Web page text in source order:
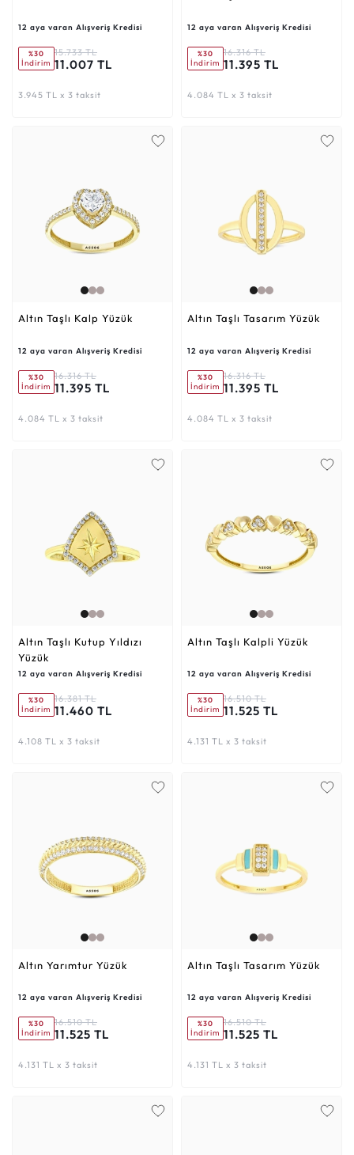
12 aya varan Alışveriş Kredisi
%30
İndirim
15.733 TL
11.007 TL
3.945 TL x 3 taksit
12 aya varan Alışveriş Kredisi
%30
İndirim
16.316 TL
11.395 TL
4.084 TL x 3 taksit
Altın Taşlı Kalp Yüzük
12 aya varan Alışveriş Kredisi
%30
İndirim
16.316 TL
11.395 TL
4.084 TL x 3 taksit
Altın Taşlı Tasarım Yüzük
12 aya varan Alışveriş Kredisi
%30
İndirim
16.316 TL
11.395 TL
4.084 TL x 3 taksit
Altın Taşlı Kutup Yıldızı
Yüzük
12 aya varan Alışveriş Kredisi
%30
İndirim
16.381 TL
11.460 TL
4.108 TL x 3 taksit
Altın Taşlı Kalpli Yüzük
12 aya varan Alışveriş Kredisi
%30
İndirim
16.510 TL
11.525 TL
4.131 TL x 3 taksit
Altın Yarımtur Yüzük
12 aya varan Alışveriş Kredisi
%30
İndirim
16.510 TL
11.525 TL
4.131 TL x 3 taksit
Altın Taşlı Tasarım Yüzük
12 aya varan Alışveriş Kredisi
%30
İndirim
16.510 TL
11.525 TL
4.131 TL x 3 taksit